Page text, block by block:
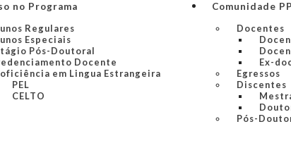
no Programa
Regulares
Especiais
Pós-Doutoral
Docente
em Lingua Estrangeira
PEL
CELTO
Comunidade
Docentes
Ex-
Egressos
Discentes
Pós-